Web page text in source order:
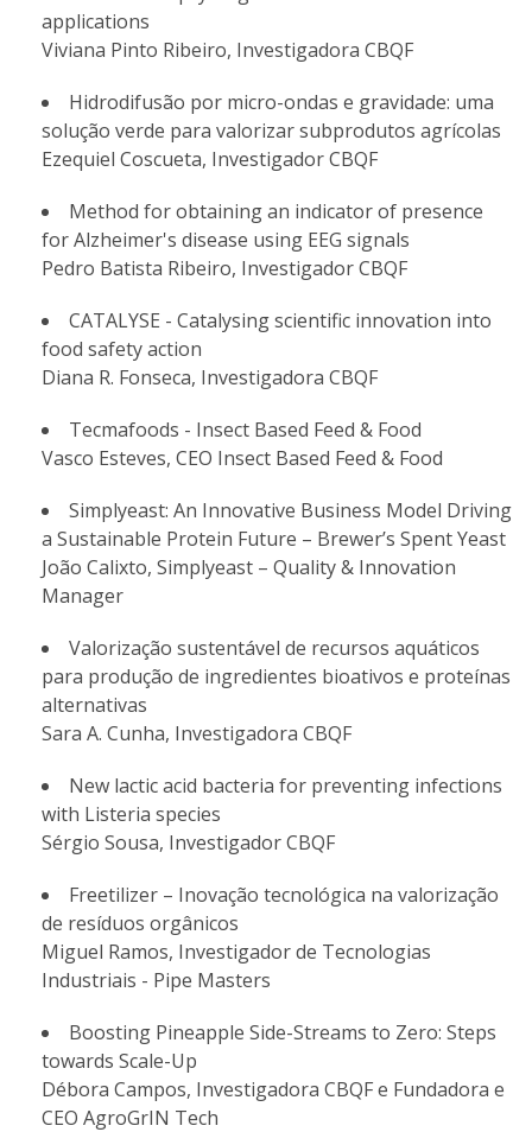
applications
Viviana Pinto Ribeiro, Investigadora CBQF
Hidrodifusão por micro-ondas e gravidade: uma
solução verde para valorizar subprodutos agrícolas
Ezequiel Coscueta, Investigador CBQF
Method for obtaining an indicator of presence
for Alzheimer's disease using EEG signals
Pedro Batista Ribeiro, Investigador CBQF
CATALYSE - Catalysing scientific innovation into
food safety action
Diana R. Fonseca, Investigadora CBQF
Tecmafoods - Insect Based Feed & Food
Vasco Esteves, CEO Insect Based Feed & Food
Simplyeast: An Innovative Business Model Driving
a Sustainable Protein Future – Brewer’s Spent Yeast
João Calixto, Simplyeast – Quality & Innovation
Manager
Valorização sustentável de recursos aquáticos
para produção de ingredientes bioativos e proteínas
alternativas
Sara A. Cunha, Investigadora CBQF
New lactic acid bacteria for preventing infections
with Listeria species
Sérgio Sousa, Investigador CBQF
Freetilizer – Inovação tecnológica na valorização
de resíduos orgânicos
Miguel Ramos, Investigador de Tecnologias
Industriais - Pipe Masters
Boosting Pineapple Side-Streams to Zero: Steps
towards Scale-Up
Débora Campos, Investigadora CBQF e Fundadora e
CEO AgroGrIN Tech